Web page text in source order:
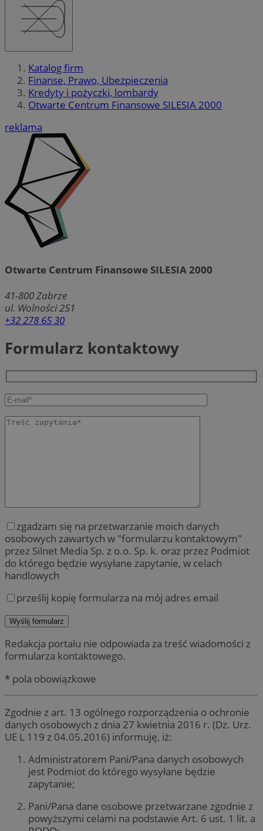
Katalog firm
Finanse, Prawo, Ubezpieczenia
Kredyty i pożyczki, lombardy
Otwarte Centrum Finansowe SILESIA 2000
reklama
Otwarte Centrum Finansowe SILESIA 2000
41-800Zabrze
ul. Wolności 251
+32 278 65 30
Formularz kontaktowy
zgadzam się na przetwarzanie moich danych
osobowych zawartych w "formularzu kontaktowym"
przez Silnet Media Sp. z o.o. Sp. k. oraz przez Podmiot
do którego będzie wysyłane zapytanie, w celach
handlowych
prześlij kopię formularza na mój adres email
Redakcja portalu nie odpowiada za treść wiadomości z
formularza kontaktowego.
* pola obowiązkowe
Zgodnie z art. 13 ogólnego rozporządzenia o ochronie
danych osobowych z dnia 27 kwietnia 2016 r. (Dz. Urz.
UE L 119 z 04.05.2016) informuję, iż:
Administratorem Pani/Pana danych osobowych
jest Podmiot do którego wysyłane będzie
zapytanie;
Pani/Pana dane osobowe przetwarzane zgodnie z
powyższymi celami na podstawie Art. 6 ust. 1 lit. a